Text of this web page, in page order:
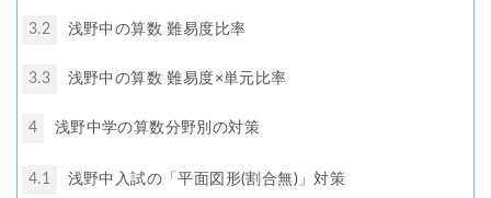
3.2 浅野中の算数 難易度比率
3.3 浅野中の算数 難易度×単元比率
4 浅野中学の算数分野別の対策
4.1 浅野中入試の「平面図形(割合無)」対策